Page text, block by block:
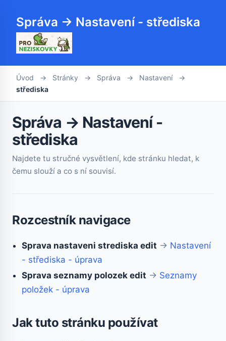
Správa → Nastavení - střediska
Úvod → Stránky → Správa → Nastavení
→
střediska
Správa → Nastavení -
střediska
Najdete tu stručné vysvětlení, kde stránku hledat, k
čemu slouží a co s ní souvisí.
Rozcestník navigace
Sprava nastaveni strediska edit → Nastavení
- střediska - úprava
Sprava seznamy polozek edit → Seznamy
položek - úprava
Jak tuto stránku používat